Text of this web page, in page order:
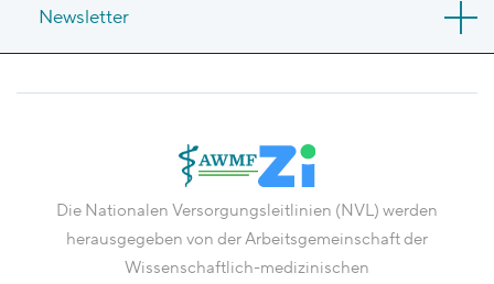
Newsletter
Die Nationalen Versorgungsleitlinien (NVL) werden
herausgegeben von der Arbeitsgemeinschaft der
Wissenschaftlich-medizinischen